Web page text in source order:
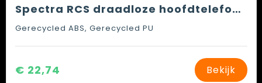
Spectra RCS draadloze hoofdtelefoon met vervangbare batterij
Gerecycled ABS, Gerecycled PU
€ 22,74 Bekijk